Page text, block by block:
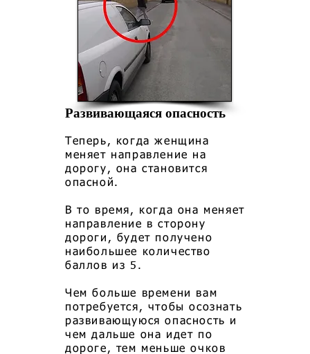
Развивающаяся опасность
Теперь, когда женщина
меняет направление на
дорогу, она становится
опасной.
В то время, когда она меняет
направление в сторону
дороги, будет получено
наибольшее количество
баллов из 5.
Чем больше времени вам
потребуется, чтобы осознать
развивающуюся опасность и
чем дальше она идет по
дороге, тем меньше очков